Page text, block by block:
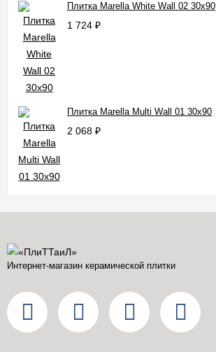
Плитка Marella White Wall 02 30x90
1 724 ₽
Плитка Marella Multi Wall 01 30x90
2 068 ₽
Интернет-магазин керамической плитки